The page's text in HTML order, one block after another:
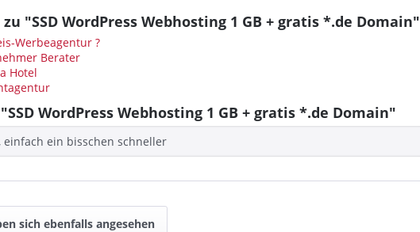
"SSD WordPress Webhosting 1 GB + gratis *.de Domain"
Werbeagentur ?
Berater
Hotel
WordPress Webhosting 1 GB + gratis *.de Domain"
einfach ein bisschen schneller
sich ebenfalls angesehen